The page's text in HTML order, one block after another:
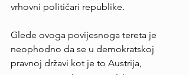
vrhovni političari republike.
Glede ovoga povijesnoga tereta je
neophodno da se u demokratskoj
pravnoj državi kot je to Austrija,